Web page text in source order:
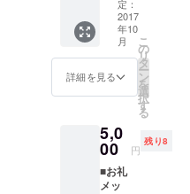
のよう
な方
へ。 ＊
設定金
額は
3000円
ますの
で、 も
しよろ
しけれ
ば1円で
イベン
トのポ
スター
（出演
者のサ
インな
し） ※
ターデ
ザイン
は少々
異なる
場合あ
定：
2017
年10
月
詳細を見る
こ
の
リ
タ
ー
ン
を
選
択
す
る
5,0
00 円
残り8
■お礼
メッ